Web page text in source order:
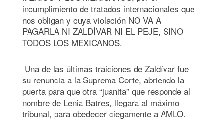
incumplimiento de tratados internacionales que
nos obligan y cuya violación NO VA A
PAGARLA NI ZALDÍVAR NI EL PEJE, SINO
TODOS LOS MEXICANOS.
Una de las últimas traiciones de Zaldívar fue
su renuncia a la Suprema Corte, abriendo la
puerta para que otra “juanita” que responde al
nombre de Lenia Batres, llegara al máximo
tribunal, para obedecer ciegamente a AMLO.